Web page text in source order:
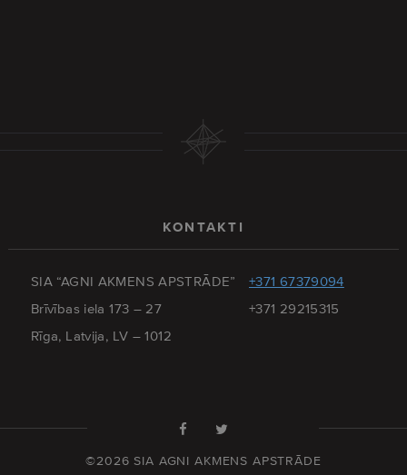
KONTAKTI
SIA “AGNI AKMENS APSTRĀDE”
Brīvības iela 173 – 27
Rīga, Latvija, LV – 1012
+371 67379094
+371 29215315
©2026 SIA AGNI AKMENS APSTRĀDE